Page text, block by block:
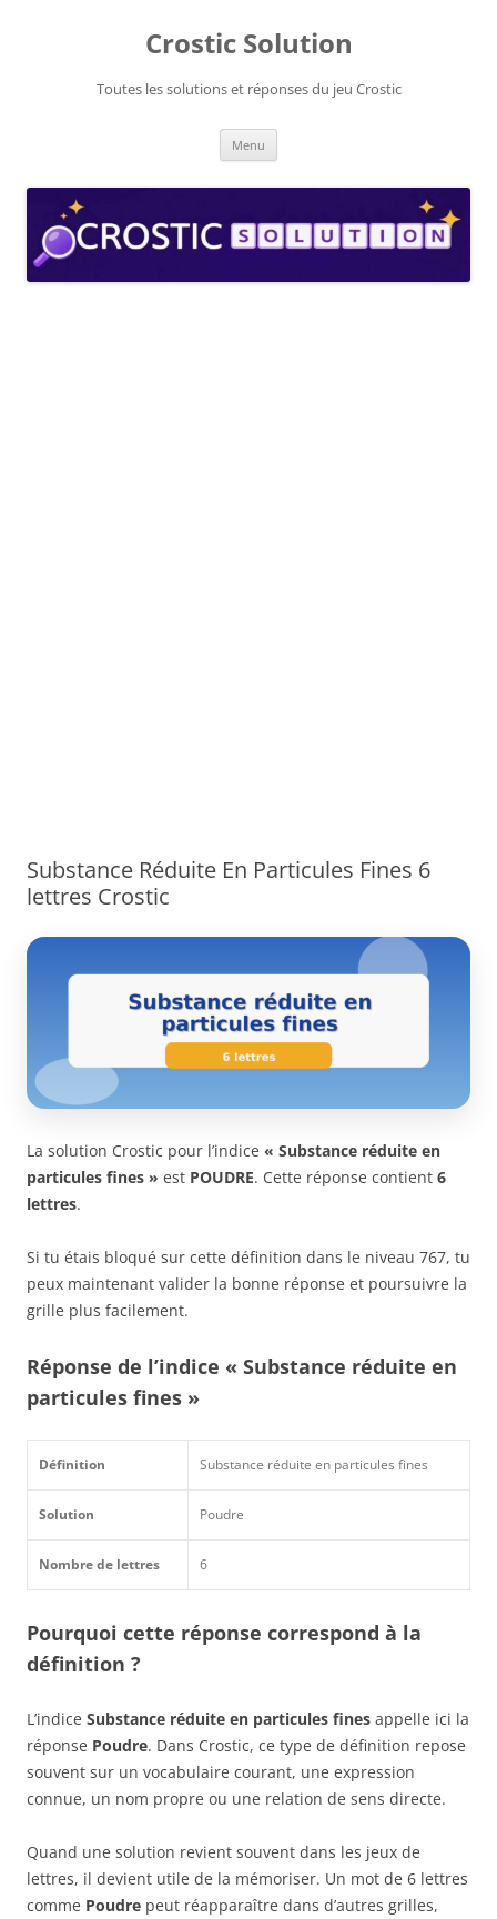
Crostic Solution
Toutes les solutions et réponses du jeu Crostic
Menu
Substance Réduite En Particules Fines 6
lettres Crostic
La solution Crostic pour l’indice « Substance réduite en
particules fines » est POUDRE. Cette réponse contient 6
lettres.
Si tu étais bloqué sur cette définition dans le niveau 767, tu
peux maintenant valider la bonne réponse et poursuivre la
grille plus facilement.
Réponse de l’indice « Substance réduite en
particules fines »
Définition Substance réduite en particules fines
Solution Poudre
Nombre de lettres 6
Pourquoi cette réponse correspond à la
définition ?
L’indice Substance réduite en particules fines appelle ici la
réponse Poudre. Dans Crostic, ce type de définition repose
souvent sur un vocabulaire courant, une expression
connue, un nom propre ou une relation de sens directe.
Quand une solution revient souvent dans les jeux de
lettres, il devient utile de la mémoriser. Un mot de 6 lettres
comme Poudre peut réapparaître dans d’autres grilles,